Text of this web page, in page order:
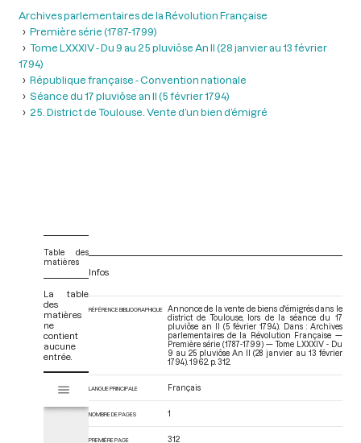
Archives parlementaires de la Révolution Française
Première série (1787-1799)
Tome LXXXIV - Du 9 au 25 pluviôse An II (28 janvier au 13 février
1794)
République française - Convention nationale
Séance du 17 pluviôse an II (5 février 1794)
25. District de Toulouse. Vente d’un bien d’émigré
Table des
matières
La table
des
matières
ne
contient
aucune
entrée.
s
Tome LXXXIV - Du 9 au 25 pluviôse An II (28 janvier au 13 février 1794)
Infos
RÉFÉRENCE BIBLIOGRAPHIQUE
Annonce de la vente de biens d'émigrés dans le
district de Toulouse, lors de la séance du 17
pluviôse an II (5 février 1794). Dans : Archives
parlementaires de la Révolution Française —
Première série (1787-1799) — Tome LXXXIV - Du
9 au 25 pluviôse An II (28 janvier au 13 février
1794). 1962. p. 312.
LANGUE PRINCIPALE Français
NOMBRE DE PAGES 1
PREMIÈRE PAGE 312